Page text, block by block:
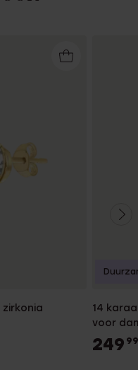
14
voor
249 99